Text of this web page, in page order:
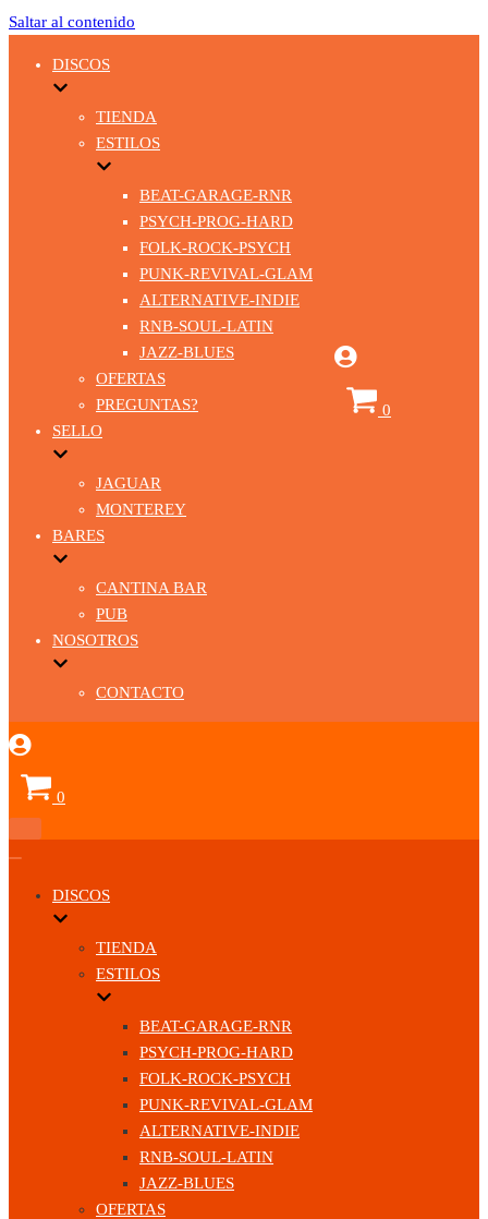
Saltar al contenido
DISCOS
TIENDA
ESTILOS
BEAT-GARAGE-RNR
PSYCH-PROG-HARD
FOLK-ROCK-PSYCH
PUNK-REVIVAL-GLAM
ALTERNATIVE-INDIE
RNB-SOUL-LATIN
JAZZ-BLUES
OFERTAS
PREGUNTAS?
SELLO
JAGUAR
MONTEREY
BARES
CANTINA BAR
PUB
NOSOTROS
CONTACTO
0
0
Menú
navegación
DISCOS
TIENDA
ESTILOS
BEAT-GARAGE-RNR
PSYCH-PROG-HARD
FOLK-ROCK-PSYCH
PUNK-REVIVAL-GLAM
ALTERNATIVE-INDIE
RNB-SOUL-LATIN
JAZZ-BLUES
OFERTAS